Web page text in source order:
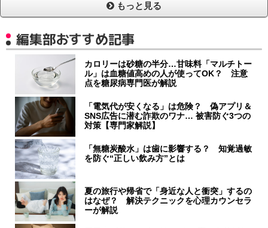
もっと見る
編集部おすすめ記事
カロリーは砂糖の半分…甘味料「マルチトー
ル」は血糖値高めの人が使ってOK？ 注意
点を糖尿病専門医が解説
「電気代が安くなる」は危険？ 偽アプリ＆
SNS広告に潜む詐欺のワナ… 被害防ぐ3つの
対策【専門家解説】
「無糖炭酸水」は歯に影響する？ 知覚過敏
を防ぐ“正しい飲み方”とは
夏の旅行や帰省で「身近な人と衝突」するの
はなぜ？ 解決テクニックを心理カウンセラ
ーが解説